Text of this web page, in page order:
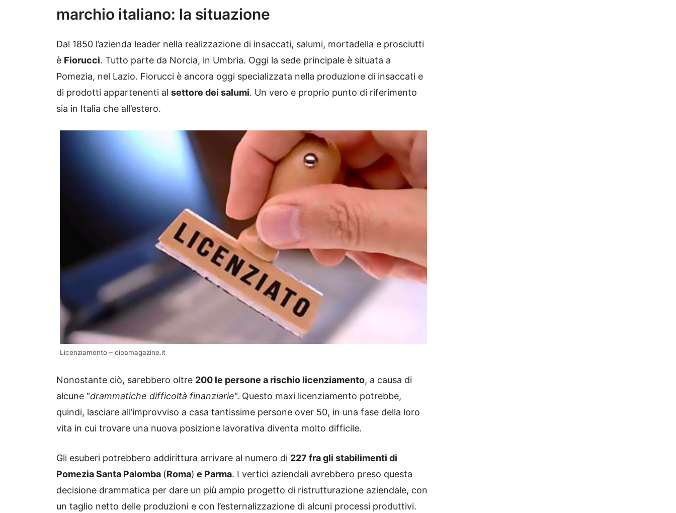
marchio italiano: la situazione
Dal 1850 l’azienda leader nella realizzazione di insaccati, salumi, mortadella e prosciutti
è Fiorucci. Tutto parte da Norcia, in Umbria. Oggi la sede principale è situata a
Pomezia, nel Lazio. Fiorucci è ancora oggi specializzata nella produzione di insaccati e
di prodotti appartenenti al settore dei salumi. Un vero e proprio punto di riferimento
sia in Italia che all’estero.
Licenziamento – oipamagazine.it
Nonostante ciò, sarebbero oltre 200 le persone a rischio licenziamento, a causa di
alcune “drammatiche difficoltà finanziarie“. Questo maxi licenziamento potrebbe,
quindi, lasciare all’improvviso a casa tantissime persone over 50, in una fase della loro
vita in cui trovare una nuova posizione lavorativa diventa molto difficile.
Gli esuberi potrebbero addirittura arrivare al numero di 227 fra gli stabilimenti di
Pomezia Santa Palomba (Roma) e Parma. I vertici aziendali avrebbero preso questa
decisione drammatica per dare un più ampio progetto di ristrutturazione aziendale, con
un taglio netto delle produzioni e con l’esternalizzazione di alcuni processi produttivi.